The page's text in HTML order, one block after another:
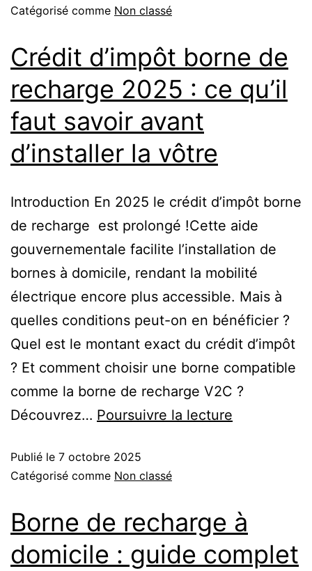
Catégorisé comme Non classé
Crédit d’impôt borne de
recharge 2025 : ce qu’il
faut savoir avant
d’installer la vôtre
Introduction En 2025 le crédit d’impôt borne
de recharge est prolongé !Cette aide
gouvernementale facilite l’installation de
bornes à domicile, rendant la mobilité
électrique encore plus accessible. Mais à
quelles conditions peut-on en bénéficier ?
Quel est le montant exact du crédit d’impôt
? Et comment choisir une borne compatible
comme la borne de recharge V2C ?
Découvrez… Poursuivre la lecture
Publié le 7 octobre 2025
Catégorisé comme Non classé
Borne de recharge à
domicile : guide complet